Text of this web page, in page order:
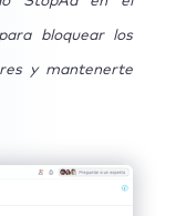
bloquear los
y mantenerte